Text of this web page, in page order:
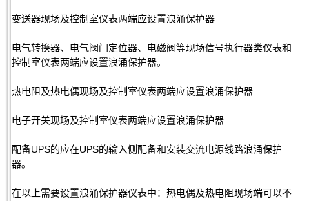
变送器现场及控制室仪表两端应设置浪涌保护器
电气转换器、电气阀门定位器、电磁阀等现场信号执行器类仪表和
控制室仪表两端应设置浪涌保护器。
热电阻及热电偶现场及控制室仪表两端应设置浪涌保护器
电子开关现场及控制室仪表两端应设置浪涌保护器
配备UPS的应在UPS的输入侧配备和安装交流电源线路浪涌保护
器。
在以上需要设置浪涌保护器仪表中：热电偶及热电阻现场端可以不